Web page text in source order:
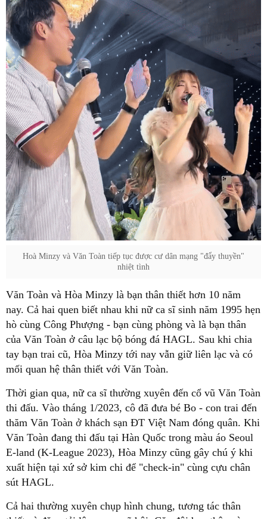
Hoà Minzy và Văn Toàn tiếp tục được cư dân mạng "đẩy thuyền"
nhiệt tình
Văn Toàn và Hòa Minzy là bạn thân thiết hơn 10 năm
nay. Cả hai quen biết nhau khi nữ ca sĩ sinh năm 1995 hẹn
hò cùng Công Phượng - bạn cùng phòng và là bạn thân
của Văn Toàn ở câu lạc bộ bóng đá HAGL. Sau khi chia
tay bạn trai cũ, Hòa Minzy tới nay vẫn giữ liên lạc và có
mối quan hệ thân thiết với Văn Toàn.
Thời gian qua, nữ ca sĩ thường xuyên đến cổ vũ Văn Toàn
thi đấu. Vào tháng 1/2023, cô đã đưa bé Bo - con trai đến
thăm Văn Toàn ở khách sạn ĐT Việt Nam đóng quân. Khi
Văn Toàn đang thi đấu tại Hàn Quốc trong màu áo Seoul
E-land (K-League 2023), Hòa Minzy cũng gây chú ý khi
xuất hiện tại xứ sở kim chi để "check-in" cùng cựu chân
sút HAGL.
Cả hai thường xuyên chụp hình chung, tương tác thân